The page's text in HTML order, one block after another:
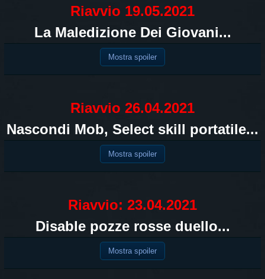
Riavvio 19.05.2021
La Maledizione Dei Giovani...
Mostra spoiler
Riavvio 26.04.2021
Nascondi Mob, Select skill portatile...
Mostra spoiler
Riavvio: 23.04.2021
Disable pozze rosse duello...
Mostra spoiler